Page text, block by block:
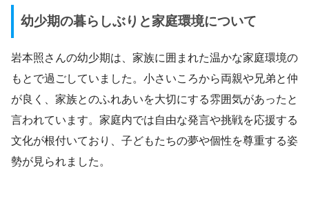
幼少期の暮らしぶりと家庭環境について
岩本照さんの幼少期は、家族に囲まれた温かな家庭環境の
もとで過ごしていました。小さいころから両親や兄弟と仲
が良く、家族とのふれあいを大切にする雰囲気があったと
言われています。家庭内では自由な発言や挑戦を応援する
文化が根付いており、子どもたちの夢や個性を尊重する姿
勢が見られました。